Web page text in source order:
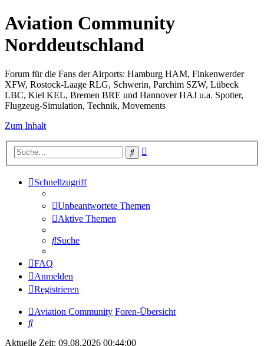
Aviation Community
Norddeutschland
Forum für die Fans der Airports: Hamburg HAM, Finkenwerder
XFW, Rostock-Laage RLG, Schwerin, Parchim SZW, Lübeck
LBC, Kiel KEL, Bremen BRE und Hannover HAJ u.a. Spotter,
Flugzeug-Simulation, Technik, Movements
Zum Inhalt
Suche
Schnellzugriff
Unbeantwortete Themen
Aktive Themen
Suche
FAQ
Anmelden
Registrieren
Aviation Community Foren-Übersicht
Suche
Aktuelle Zeit: 09.08.2026 00:44:00